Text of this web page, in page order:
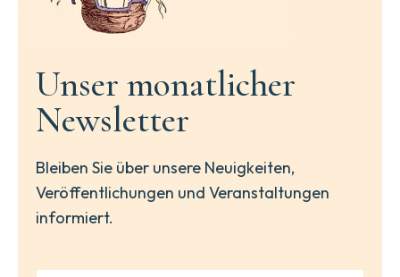
Unser monatlicher
Newsletter
Bleiben Sie über unsere Neuigkeiten,
Veröffentlichungen und Veranstaltungen
informiert.